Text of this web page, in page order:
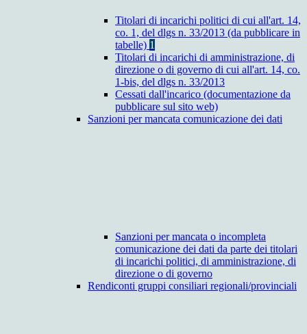
Titolari di incarichi politici di cui all'art. 14,
co. 1, del dlgs n. 33/2013 (da pubblicare in
tabelle) 1
Titolari di incarichi di amministrazione, di
direzione o di governo di cui all'art. 14, co.
1-bis, del dlgs n. 33/2013
Cessati dall'incarico (documentazione da
pubblicare sul sito web)
Sanzioni per mancata comunicazione dei dati
Sanzioni per mancata o incompleta
comunicazione dei dati da parte dei titolari
di incarichi politici, di amministrazione, di
direzione o di governo
Rendiconti gruppi consiliari regionali/provinciali